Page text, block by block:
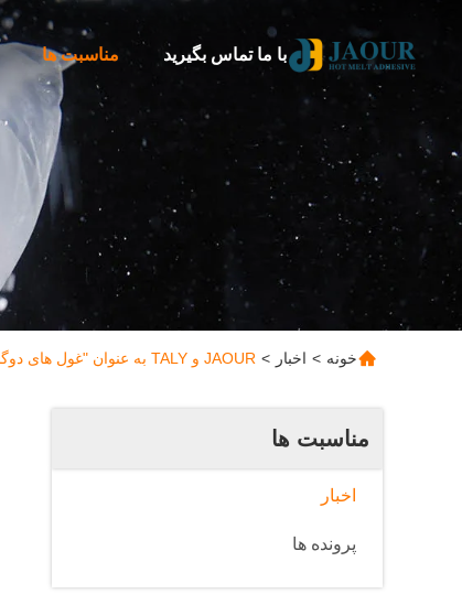
مناسبت ها با ما تماس بگیرید
خونه > اخبار > JAOUR و TALY به عنوان "غول های دوگانه" در لیبل اکسپو آسیا 2025 با راه حل های نوآورانه چسب ذوب داغ و عامل آزادسازی سیلیکون درخشند.
مناسبت ها
اخبار
پرونده ها